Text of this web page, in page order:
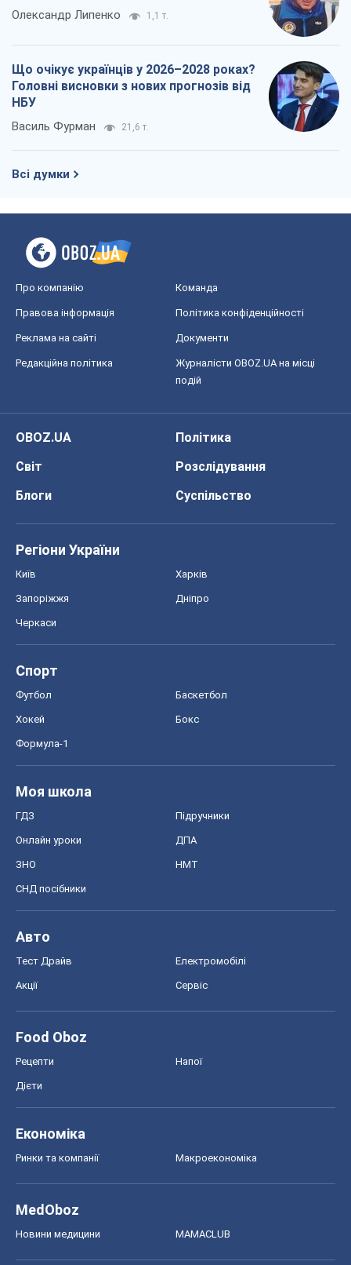
Олександр Липенко 1,1 т.
Що очікує українців у 2026–2028 роках?
Головні висновки з нових прогнозів від
НБУ
Василь Фурман 21,6 т.
Всі думки
Про компанію Команда
Правова інформація Політика конфіденційності
Реклама на сайті Документи
Редакційна політика
Журналісти OBOZ.UA на місці
подій
OBOZ.UA
Політика
Світ
Розслідування
Блоги
Суспільство
Регіони України
Київ Харків
Запоріжжя Дніпро
Черкаси
Спорт
Футбол Баскетбол
Хокей Бокс
Формула-1
Моя школа
ГДЗ Підручники
Онлайн уроки ДПА
ЗНО НМТ
СНД посібники
Авто
Тест Драйв Електромобілі
Акції Сервіс
Food Oboz
Рецепти Напої
Дієти
Економіка
Ринки та компанії Макроекономіка
MedOboz
Новини медицини MAMACLUB